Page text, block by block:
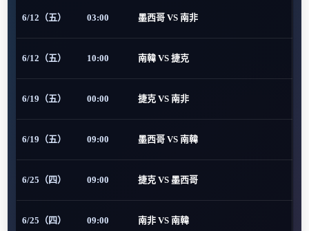
6/12（五） 03:00 墨西哥 VS 南非
6/12（五） 10:00 南韓 VS 捷克
6/19（五） 00:00 捷克 VS 南非
6/19（五） 09:00 墨西哥 VS 南韓
6/25（四） 09:00 捷克 VS 墨西哥
6/25（四） 09:00 南非 VS 南韓